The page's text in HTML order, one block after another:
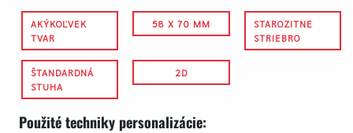
AKÝKOĽVEK
TVAR
58 X 70 MM
STAROZITNE
STRIEBRO
ŠTANDARDNÁ
STUHA
2D
Použité techniky personalizácie: